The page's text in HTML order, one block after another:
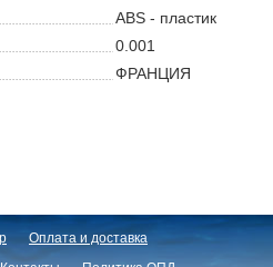
ABS - пластик
0.001
ФРАНЦИЯ
Оплата и доставка